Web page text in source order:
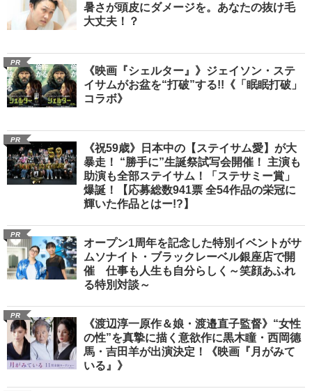
暑さが頭皮にダメージを。あなたの抜け毛
大丈夫！？
PR
《映画『シェルター』》ジェイソン・ステ
イサムがお盆を“打破”する!!《「眠眠打破」
コラボ》
PR
《祝59歳》日本中の【ステイサム愛】が大
暴走！ “勝手に”生誕祭試写会開催！ 主演も
助演も全部ステイサム！「ステサミー賞」
爆誕！【応募総数941票 全54作品の栄冠に
輝いた作品とはー!?】
PR
オープン1周年を記念した特別イベントがサ
ムソナイト・ブラックレーベル銀座店で開
催 仕事も人生も自分らしく～笑顔あふれ
る特別対談～
PR
《渡辺淳一原作＆娘・渡邉直子監督》“女性
の性”を真摯に描く意欲作に黒木瞳・西岡德
馬・吉田羊が出演決定！《映画『月がみて
いる』》